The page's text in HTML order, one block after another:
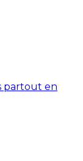
partout en